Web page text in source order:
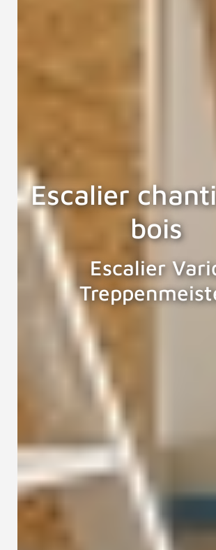
Escalier
bois
Escalier